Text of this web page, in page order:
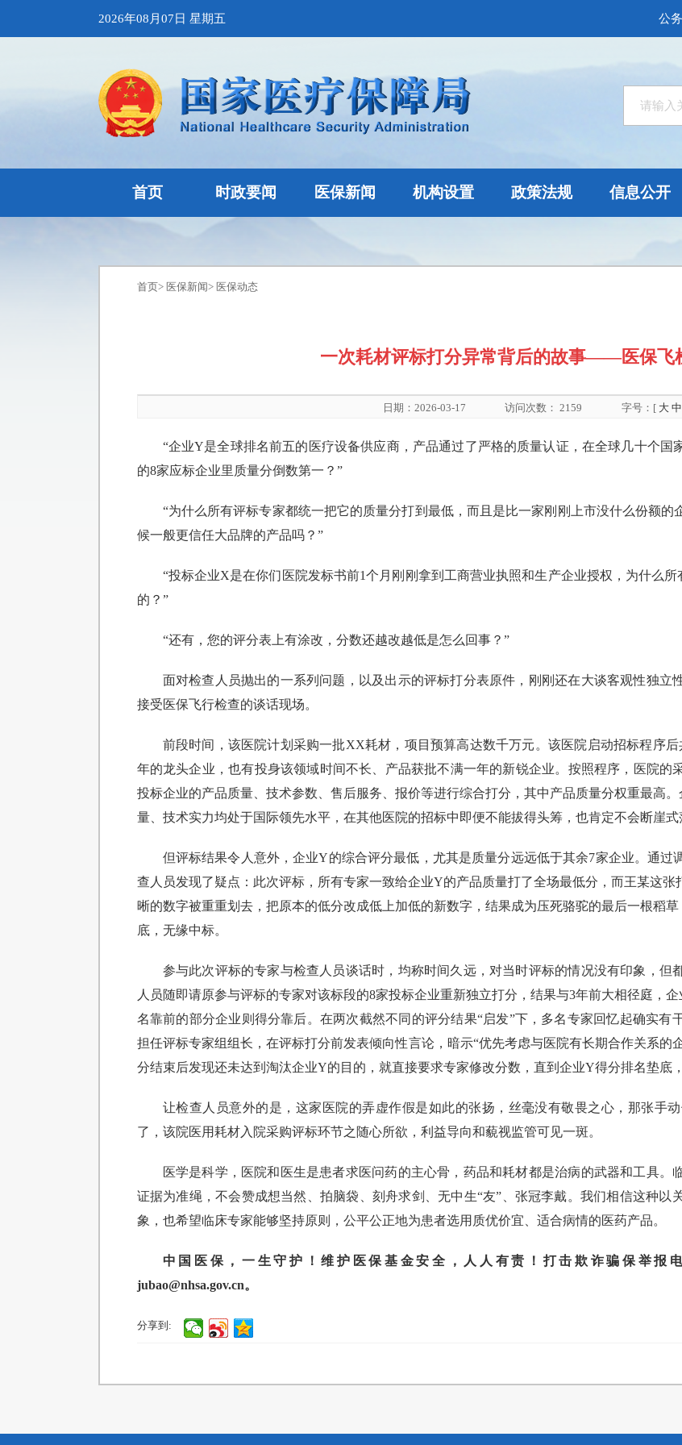
2026年08月07日 星期五 公
首页 时政要闻 医保新闻 机构设置 政策法规 信息公开
首页> 医保新闻> 医保动态
一次耗材评标打分异常背后的故事——医保飞
日期：2026-03-17 访问次数：2159 字号：[ 大 中
“企业Y是全球排名前五的医疗设备供应商，产品通过了严格的质量认证，在全球几十个国
的8家应标企业里质量分倒数第一？”
“为什么所有评标专家都统一把它的质量分打到最低，而且是比一家刚刚上市没什么份额
候一般更信任大品牌的产品吗？”
“投标企业X是在你们医院发标书前1个月刚刚拿到工商营业执照和生产企业授权，为什么
的？”
“还有，您的评分表上有涂改，分数还越改越低是怎么回事？”
面对检查人员抛出的一系列问题，以及出示的评标打分表原件，刚刚还在大谈客观性独立
接受医保飞行检查的谈话现场。
前段时间，该医院计划采购一批XX耗材，项目预算高达数千万元。该医院启动招标程序
年的龙头企业，也有投身该领域时间不长、产品获批不满一年的新锐企业。按照程序，医院的
投标企业的产品质量、技术参数、售后服务、报价等进行综合打分，其中产品质量分权重最高
量、技术实力均处于国际领先水平，在其他医院的招标中即便不能拔得头筹，也肯定不会断崖式
但评标结果令人意外，企业Y的综合评分最低，尤其是质量分远远低于其余7家企业。通过
查人员发现了疑点：此次评标，所有专家一致给企业Y的产品质量打了全场最低分，而王某这
晰的数字被重重划去，把原本的低分改成低上加低的新数字，结果成为压死骆驼的最后一根稻
底，无缘中标。
参与此次评标的专家与检查人员谈话时，均称时间久远，对当时评标的情况没有印象，但
人员随即请原参与评标的专家对该标段的8家投标企业重新独立打分，结果与3年前大相径庭，
名靠前的部分企业则得分靠后。在两次截然不同的评分结果“启发”下，多名专家回忆起确实有
担任评标专家组组长，在评标打分前发表倾向性言论，暗示“优先考虑与医院有长期合作关系的
分结束后发现还未达到淘汰企业Y的目的，就直接要求专家修改分数，直到企业Y得分排名垫底
让检查人员意外的是，这家医院的弄虚作假是如此的张扬，丝毫没有敬畏之心，那张手
了，该院医用耗材入院采购评标环节之随心所欲，利益导向和藐视监管可见一斑。
医学是科学，医院和医生是患者求医问药的主心骨，药品和耗材都是治病的武器和工具。
证据为准绳，不会赞成想当然、拍脑袋、刻舟求剑、无中生“友”、张冠李戴。我们相信这种以
象，也希望临床专家能够坚持原则，公平公正地为患者选用质优价宜、适合病情的医药产品。
中国医保，一生守护！维护医保基金安全，人人有责！打击欺诈骗保举报电话
jubao@nhsa.gov.cn。
分享到: